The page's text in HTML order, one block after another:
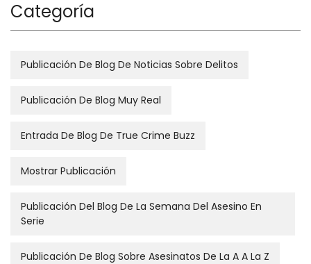
Categoría
Publicación De Blog De Noticias Sobre Delitos
Publicación De Blog Muy Real
Entrada De Blog De True Crime Buzz
Mostrar Publicación
Publicación Del Blog De La Semana Del Asesino En
Serie
Publicación De Blog Sobre Asesinatos De La A A La Z